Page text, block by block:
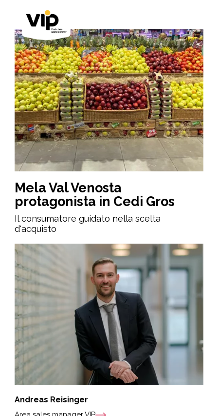
Mela Val Venosta
protagonista in Cedi Gros
Il consumatore guidato nella scelta
d'acquisto
Andreas Reisinger